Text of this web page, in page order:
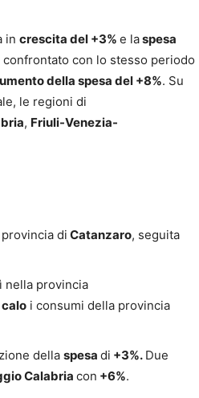
in crescita del +3% e laspesa
con lo stesso periodo
della spesa del +8%. Su
le regioni di
, Friuli-Venezia-
di Catanzaro, seguita
nella provincia
calo i consumi della provincia
della spesa di +3%. Due
Calabria con +6%.